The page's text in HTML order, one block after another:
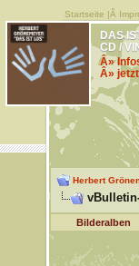
Startseite |Â
DAS
CD /
Â»
Â»
Herbert
Bilderalben